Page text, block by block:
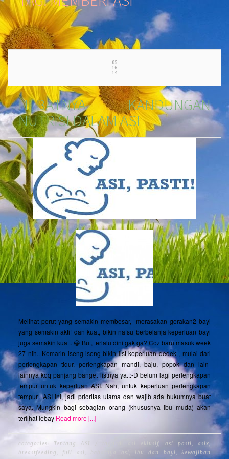
05
16
14
HEBATNYA KANDUNGAN
NUTRISI DALAM ASI
Melihat perut yang semakin membesar, merasakan gerakan2 bayi
yang semakin aktif dan kuat, bikin nafsu berbelanja keperluan bayi
juga semakin kuat.. 😀 But, terlalu dini gak ga? Coz baru masuk week
27 nih.. Kemarin iseng-iseng bikin list keperluan dedek , mulai dari
perlengkapan tidur, perlengkapan mandi, baju, popok dan lain-
lainnya koq panjang banget listnya ya..:-D belum lagi perlengkapan
tempur untuk keperluan ASI. Nah, untuk keperluan perlengkapan
tempur ASI ini, jadi prioritas utama dan wajib ada hukumnya buat
saya. Mungkin bagi sebagian orang (khususnya ibu muda) akan
terlihat lebay Read more [...]
categories: Tentang ASI asi eklusif, asi pasti,asix,
breastfeeding
full asi ibu dan bayi, kewajiban